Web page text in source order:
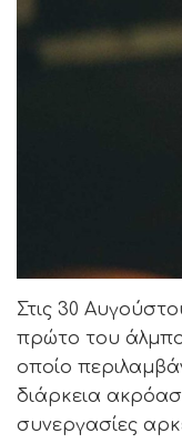
Στις 30
πρώτο του
οποίο
διάρκεια
συνεργασίες